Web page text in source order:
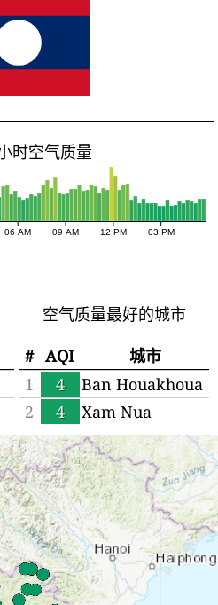
时空气质量
06 AM 09 AM 12 PM 03 PM
空气质量最好的城市
# AQI
城市
1
4
Ban Houakhoua
2
4 Xam Nua